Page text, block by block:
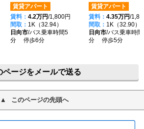
賃貸アパート
賃料： 4.2万円/1,800円
間取： 1K（32.94）
日向市/バス乗車時間5
分 停歩6分
賃貸アパート
賃料： 4.35万円/
間取： 1K（32.90）
日向市/バス乗車時
分 停歩5分
ページをメールで送る
このページの先頭へ